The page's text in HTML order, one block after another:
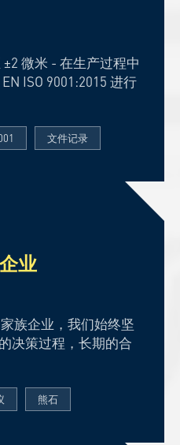
微米 - 在生产过程中
ISO 9001:2015 进行
文件记录
业
族企业，我们始终坚
决策过程，长期的合
熊石